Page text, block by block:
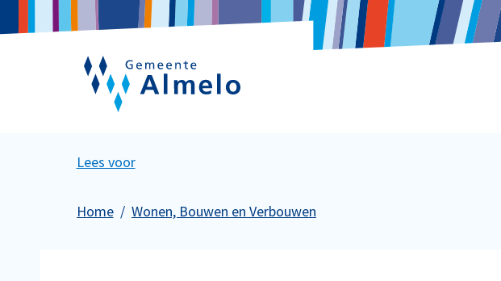
Lees voor
Home Wonen, Bouwen en Verbouwen